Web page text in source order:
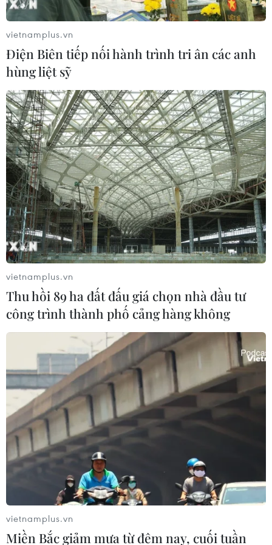
Ngày đầu thí điểm phân làn, tốc độ xe cao
tốc: Tài xế xe tải chấp hành nghiêm chỉnh
15/08/2025 07:42
Các tài xế xe tải đều chấp hành nghiêm trong ngày đầu
thí điểm phân làn, tốc độ xe đi trên cao tốc Hà Nội-Hải
Phòng và Pháp Vân-Cầu Giẽ, giúp lưu thông an toàn và
Thí điểm phân làn đường
trên 2 tuyến cao tốc Hà Nội-Hải Phòng,
Pháp Vân-Cầu Giẽ
vietnamplus.vn
Điện Biên tiếp nối hành trình tri ân các anh
hùng liệt sỹ
vietnamplus.vn
Thu hồi 89 ha đất đấu giá chọn nhà đầu tư
công trình thành phố cảng hàng không
vietnamplus.vn
Miền Bắc giảm mưa từ đêm nay, cuối tuần